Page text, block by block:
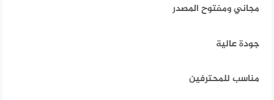
مجاني ومفتوح المصدر
جودة عالية
مناسب للمحترفين